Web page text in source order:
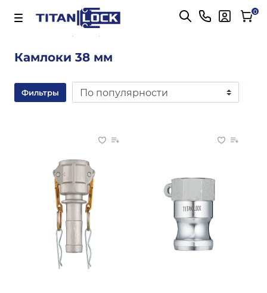
Важно! Для оплаты заказов Подробнее 0
Камлоки 38 мм
Фильтры